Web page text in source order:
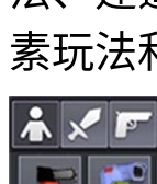
素玩法